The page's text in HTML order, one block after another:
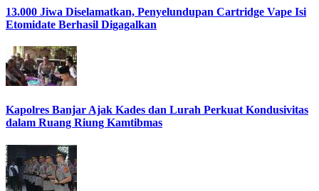
13.000 Jiwa Diselamatkan, Penyelundupan Cartridge Vape Isi
Etomidate Berhasil Digagalkan
Kapolres Banjar Ajak Kades dan Lurah Perkuat Kondusivitas
dalam Ruang Riung Kamtibmas